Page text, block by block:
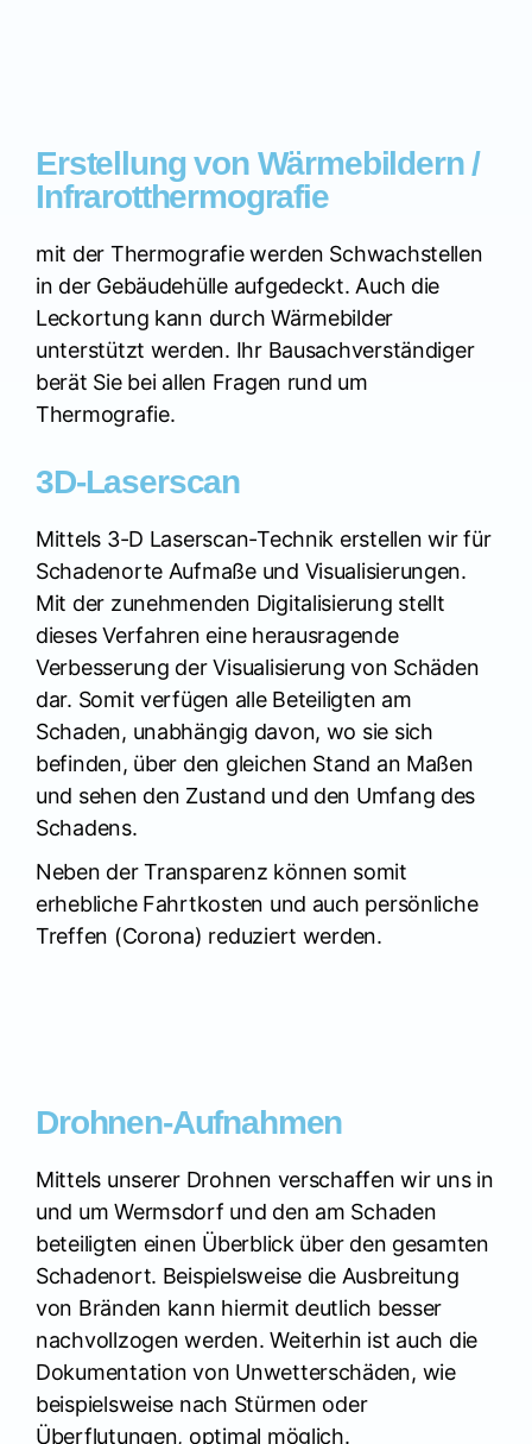
Erstellung von Wärmebildern /
Infrarotthermografie
mit der Thermografie werden Schwachstellen
in der Gebäudehülle aufgedeckt. Auch die
Leckortung kann durch Wärmebilder
unterstützt werden. Ihr Bausachverständiger
berät Sie bei allen Fragen rund um
Thermografie.
3D-Laserscan
Mittels 3-D Laserscan-Technik erstellen wir für
Schadenorte Aufmaße und Visualisierungen.
Mit der zunehmenden Digitalisierung stellt
dieses Verfahren eine herausragende
Verbesserung der Visualisierung von Schäden
dar. Somit verfügen alle Beteiligten am
Schaden, unabhängig davon, wo sie sich
befinden, über den gleichen Stand an Maßen
und sehen den Zustand und den Umfang des
Schadens.
Neben der Transparenz können somit
erhebliche Fahrtkosten und auch persönliche
Treffen (Corona) reduziert werden.
Drohnen-Aufnahmen
Mittels unserer Drohnen verschaffen wir uns in
und um Wermsdorf und den am Schaden
beteiligten einen Überblick über den gesamten
Schadenort. Beispielsweise die Ausbreitung
von Bränden kann hiermit deutlich besser
nachvollzogen werden. Weiterhin ist auch die
Dokumentation von Unwetterschäden, wie
beispielsweise nach Stürmen oder
Überflutungen, optimal möglich.